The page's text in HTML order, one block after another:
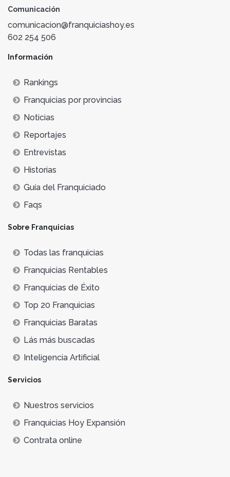
Comunicación
comunicacion@franquiciashoy.es
602 254 506
Información
Rankings
Franquicias por provincias
Noticias
Reportajes
Entrevistas
Historias
Guía del Franquiciado
Faqs
Sobre Franquicias
Todas las franquicias
Franquicias Rentables
Franquicias de Éxito
Top 20 Franquicias
Franquicias Baratas
Lás más buscadas
Inteligencia Artificial
Servicios
Nuestros servicios
Franquicias Hoy Expansión
Contrata online